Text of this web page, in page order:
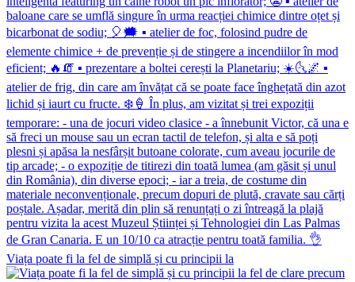
Viața poate fi la fel de simplă și cu principii la